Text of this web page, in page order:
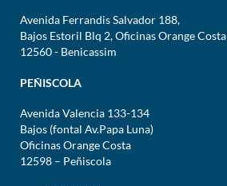
Avenida Ferrandis Salvador 188,
Bajos Estoril Blq 2, Oficinas Orange Costa
12560 - Benicassim
PEÑISCOLA
Avenida Valencia 133-134
Bajos (fontal Av.Papa Luna)
Oficinas Orange Costa
12598 – Peñiscola